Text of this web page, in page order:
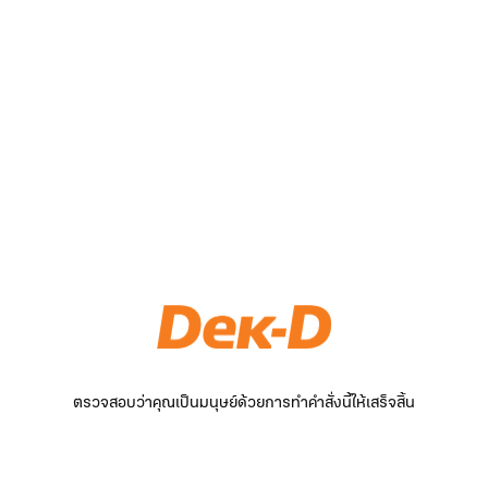
ตรวจสอบว่าคุณเป็นมนุษย์ด้วยการทำคำสั่งนี้ให้เสร็จสิ้น